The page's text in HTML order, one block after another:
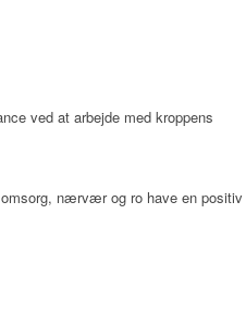
ved at arbejde med kroppens
omsorg, nærvær og ro have en positiv